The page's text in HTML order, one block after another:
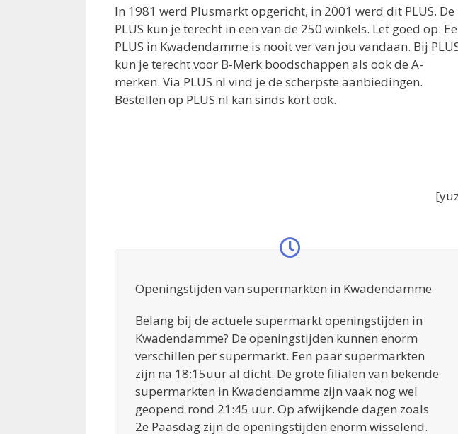
De Spinne 46
Goes 4463CW
9 km
Routebeschrijving
In 1981 werd Plusmarkt opgericht, in 2001 werd dit PLUS. De
PLUS kun je terecht in een van de 250 winkels. Let goed op:
PLUS in Kwadendamme is nooit ver van jou vandaan. Bij
kun je terecht voor B-Merk boodschappen als ook de A-
merken. Via PLUS.nl vind je de scherpste aanbiedingen.
Bestellen op PLUS.nl kan sinds kort ook.
Openingstijden van supermarkten in Kwadendamme
Belang bij de actuele supermarkt openingstijden in
Kwadendamme? De openingstijden kunnen enorm
verschillen per supermarkt. Een paar supermarkten
zijn na 18:15uur al dicht. De grote filialen van bekende
supermarkten in Kwadendamme zijn vaak nog wel
geopend rond 21:45 uur. Op afwijkende dagen zoals
2e Paasdag zijn de openingstijden enorm wisselend.